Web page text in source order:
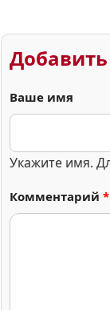
Ваше имя
Укажите имя.
Комментарий *